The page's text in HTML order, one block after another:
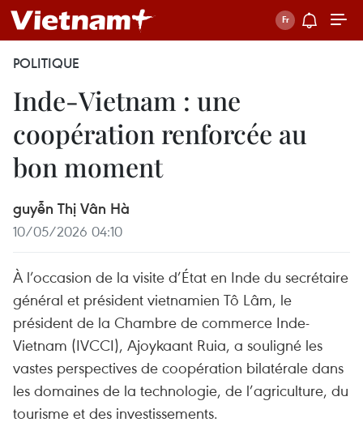
POLITIQUE
Inde-Vietnam : une
coopération renforcée au
bon moment
guyễn Thị Vân Hà
10/05/2026 04:10
À l’occasion de la visite d’État en Inde du secrétaire
général et président vietnamien Tô Lâm, le
président de la Chambre de commerce Inde-
Vietnam (IVCCI), Ajoykaant Ruia, a souligné les
vastes perspectives de coopération bilatérale dans
les domaines de la technologie, de l’agriculture, du
tourisme et des investissements.